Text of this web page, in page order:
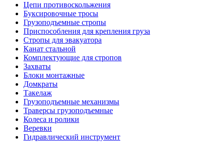
Цепи противоскольжения
Буксировочные тросы
Грузоподъемные стропы
Приспособления для крепления груза
Стропы для эвакуатора
Канат стальной
Комплектующие для стропов
Захваты
Блоки монтажные
Домкраты
Такелаж
Грузоподъемные механизмы
Траверсы грузоподъемные
Колеса и ролики
Веревки
Гидравлический инструмент